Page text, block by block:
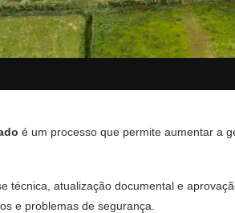
é um processo que permite aumentar a
técnica, atualização documental e
e problemas de segurança.